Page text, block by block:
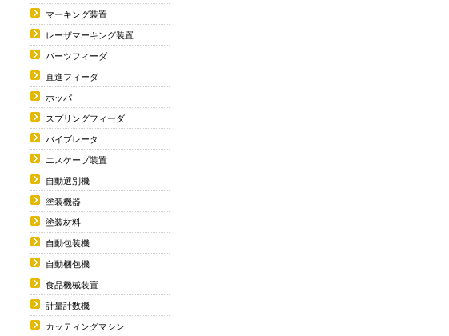
マーキング装置
レーザマーキング装置
パーツフィーダ
直進フィーダ
ホッパ
スプリングフィーダ
バイブレータ
エスケープ装置
自動選別機
塗装機器
塗装材料
自動包装機
自動梱包機
食品機械装置
計量計数機
カッティングマシン